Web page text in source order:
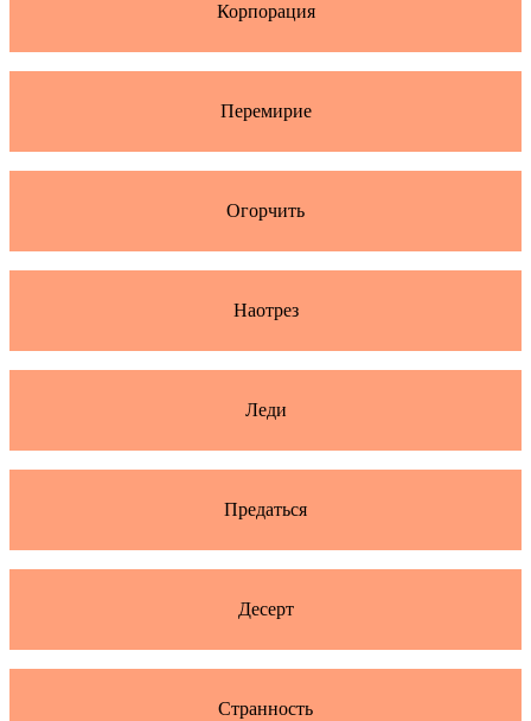
Корпорация
Перемирие
Огорчить
Наотрез
Леди
Предаться
Десерт
Странность